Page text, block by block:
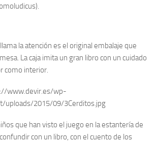
la atención es el original embalaje que
La caja imita un gran libro con un cuidado
como interior.
que han visto el juego en la estantería de
con un libro, con el cuento de los